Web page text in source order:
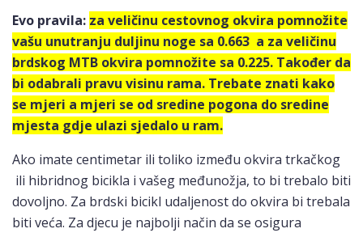
Evo pravila: za veličinu cestovnog okvira pomnožite
vašu unutranju duljinu noge sa 0.663 a za veličinu
brdskog MTB okvira pomnožite sa 0.225. Također da
bi odabrali pravu visinu rama. Trebate znati kako
se mjeri a mjeri se od sredine pogona do sredine
mjesta gdje ulazi sjedalo u ram.
Ako imate centimetar ili toliko između okvira trkačkog
ili hibridnog bicikla i vašeg međunožja, to bi trebalo biti
dovoljno. Za brdski bicikl udaljenost do okvira bi trebala
biti veća. Za djecu je najbolji način da se osigura